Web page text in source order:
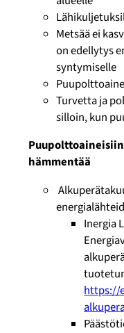
Metsää ei
on edellytys
syntymiselle
Turvetta ja
silloin, kun
hämmentää
Inergia
https://